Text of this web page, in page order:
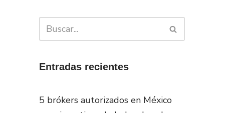
Entradas recientes
5 brókers autorizados en México